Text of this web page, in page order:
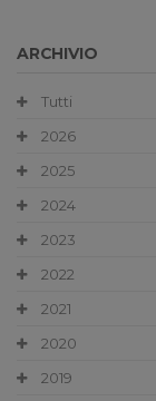
ARCHIVIO
Tutti
2026
2025
2024
2023
2022
2021
2020
2019